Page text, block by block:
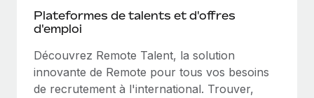
Plateformes de talents et d'offres
d'emploi
Découvrez Remote Talent, la solution
innovante de Remote pour tous vos besoins
de recrutement à l'international. Trouver,